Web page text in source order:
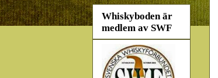
Whiskyboden är
medlem av SWF